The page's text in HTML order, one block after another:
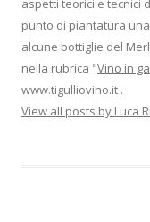
aspetti teorici e tecnici
punto di piantatura
alcune bottiglie del
nella rubrica "Vino in
www.tigulliovino.it .
View all posts by Luca